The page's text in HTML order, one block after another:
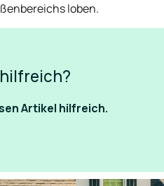
loben.
Artikel hilfreich.